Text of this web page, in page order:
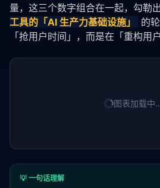
量，这三个数字组合在一起，勾勒
工具的「AI 生产力基础设施」
的
「抢用户时间」，而是在「重构用
图表加载中
💡 一句话理解